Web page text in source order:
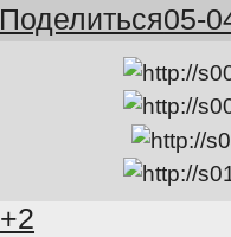
Поделиться05-
+2